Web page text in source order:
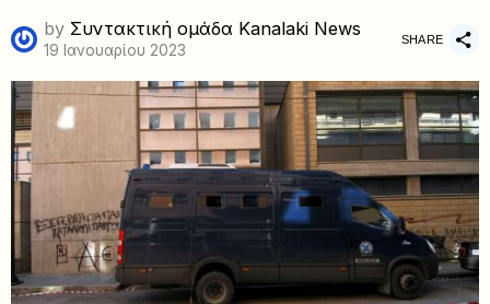
by Συντακτική ομάδα Kanalaki News
19 Ιανουαρίου 2023
SHARE